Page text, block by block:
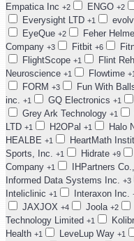
Empatica Inc +2 ENGO +2
Everysight LTD +1
EyeQue +2 Feher
Company +3 Fitbit +6
FlightScope +1 Flint
Neuroscience +1 Flowtime +1
FORM +3 Fun With
inc. +1 GQ Electronics +1
Grey Ark Technology +1
LTD +1 H2OPal +1 Halo
HEALBE +1 HeartMath
Sports, Inc. +1 Hidrate +9
Company +1 IHPartners
Informed Data Systems Inc. +3
Inteliclinic +1 Interaxon Inc.
JAXJOX +4 Joola +2
Technology Limited +1
Health +1 LeveLup Way +1